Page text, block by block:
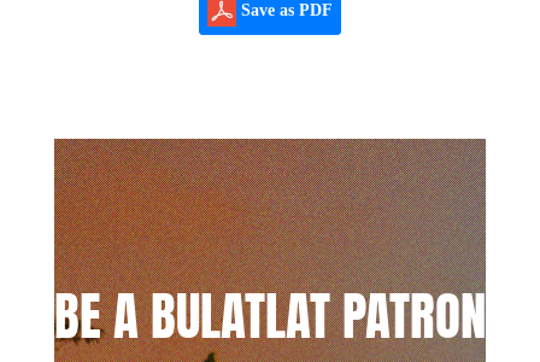
Save as PDF
BE A BULATLAT PATRON